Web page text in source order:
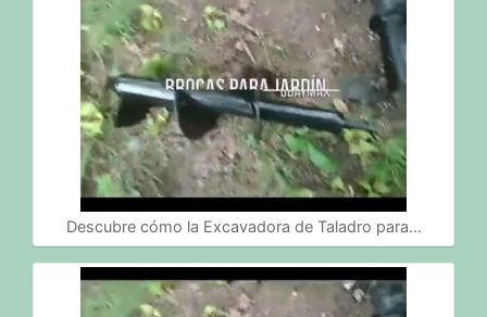
Descubre cómo la Excavadora de Taladro para…